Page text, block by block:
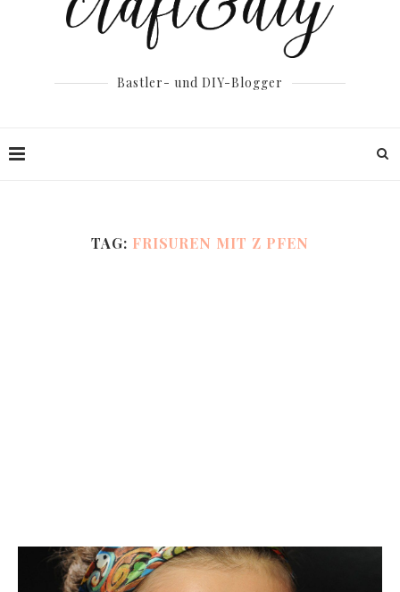
Bastler- und DIY-Blogger
TAG: FRISUREN MIT Z PFEN